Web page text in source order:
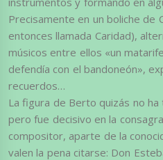
Precisamente en un boliche de
entonces llamada Caridad),
músicos entre ellos «un
defendía con el bandoneón»,
recuerdos…
La figura de Berto quizás no
pero fue decisivo en la
compositor, aparte de la
valen la pena citarse: Don